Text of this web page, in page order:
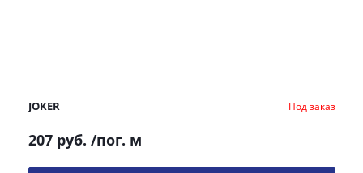
JOKER Под заказ
207 руб. /пог. м